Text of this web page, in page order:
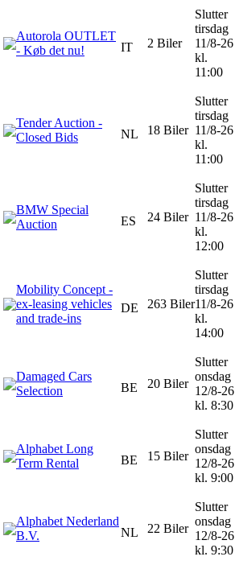
Autorola OUTLET
- Køb det nu!
IT 2 Biler
Slutter
tirsdag
11/8-26
kl.
11:00
Tender Auction -
Closed Bids
NL 18 Biler
Slutter
tirsdag
11/8-26
kl.
11:00
BMW Special
Auction
ES 24 Biler
Slutter
tirsdag
11/8-26
kl.
12:00
Mobility Concept -
ex-leasing vehicles
and trade-ins
DE 263 Biler
Slutter
tirsdag
11/8-26
kl.
14:00
Damaged Cars
Selection
BE 20 Biler
Slutter
onsdag
12/8-26
kl. 8:30
Alphabet Long
Term Rental
BE 15 Biler
Slutter
onsdag
12/8-26
kl. 9:00
Alphabet Nederland
B.V.
NL 22 Biler
Slutter
onsdag
12/8-26
kl. 9:30